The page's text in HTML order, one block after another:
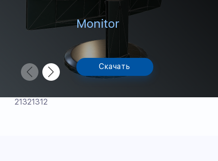
Monitor
Скачать
21321312